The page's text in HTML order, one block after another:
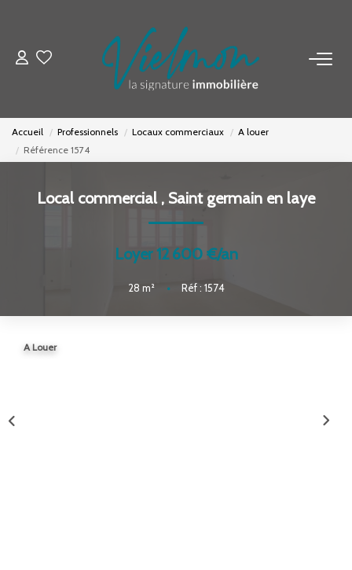
NOS BIENS
Acheter
ESTIMER
INVESTISSEURS
Accueil Professionnels Locaux commerciaux
A louer
Référence 1574
Local commercial , Saint germain en laye
Loyer 12 600 €/an
28 m² • Réf : 1574
A Louer